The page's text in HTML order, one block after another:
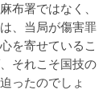
布署ではなく、
、当局が傷害罪
を寄せているこ
それこそ国技の
ったのでしょ